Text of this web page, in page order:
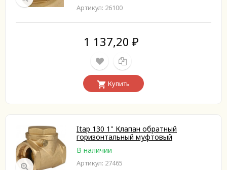
Артикул: 26100
1 137,20 ₽
Купить
Itap 130 1" Клапан обратный
горизонтальный муфтовый
В наличии
Артикул: 27465